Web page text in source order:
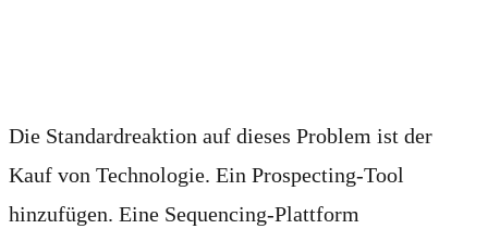
Die Standardreaktion auf dieses Problem ist der
Kauf von Technologie. Ein Prospecting-Tool
hinzufügen. Eine Sequencing-Plattform